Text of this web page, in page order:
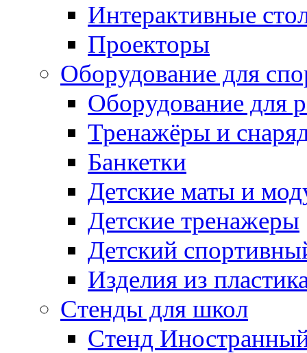
Интерактивные
Проекторы
Оборудование для
Оборудование для
Тренажёры и
Банкетки
Детские маты и
Детские тренажеры
Детский
Изделия из
Стенды для школ
Стенд